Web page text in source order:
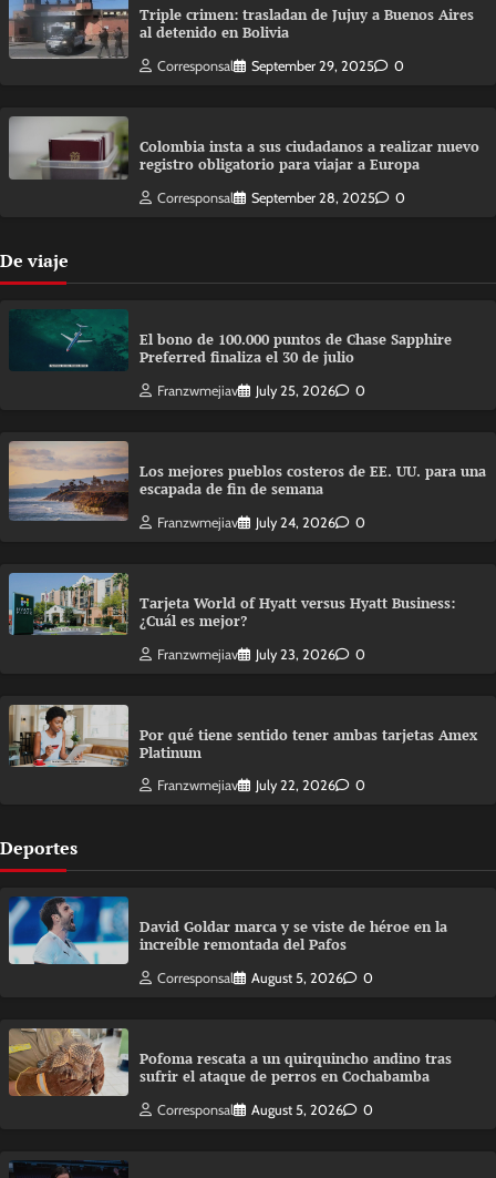
Triple crimen: trasladan de Jujuy a Buenos Aires
al detenido en Bolivia
Corresponsal September 29, 2025 0
Colombia insta a sus ciudadanos a realizar nuevo
registro obligatorio para viajar a Europa
Corresponsal September 28, 2025 0
De viaje
El bono de 100.000 puntos de Chase Sapphire
Preferred finaliza el 30 de julio
Franzwmejiav July 25, 2026 0
Los mejores pueblos costeros de EE. UU. para una
escapada de fin de semana
Franzwmejiav July 24, 2026 0
Tarjeta World of Hyatt versus Hyatt Business:
¿Cuál es mejor?
Franzwmejiav July 23, 2026 0
Por qué tiene sentido tener ambas tarjetas Amex
Platinum
Franzwmejiav July 22, 2026 0
Deportes
David Goldar marca y se viste de héroe en la
increíble remontada del Pafos
Corresponsal August 5, 2026 0
Pofoma rescata a un quirquincho andino tras
sufrir el ataque de perros en Cochabamba
Corresponsal August 5, 2026 0